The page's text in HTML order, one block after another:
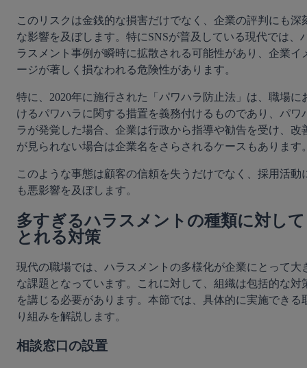
このリスクは金銭的な損害だけでなく、企業の評判にも深
な影響を及ぼします。特にSNSが普及している現代では、
ラスメント事例が瞬時に拡散される可能性があり、企業イ
ージが著しく損なわれる危険性があります。
特に、2020年に施行された「パワハラ防止法」は、職場に
けるパワハラに関する措置を義務付けるものであり、パワ
ラが発覚した場合、企業は行政から指導や勧告を受け、改
が見られない場合は企業名をさらされるケースもあります
このような事態は顧客の信頼を失うだけでなく、採用活動
も悪影響を及ぼします。
多すぎるハラスメントの種類に対して
とれる対策
現代の職場では、ハラスメントの多様化が企業にとって大
な課題となっています。これに対して、組織は包括的な対
を講じる必要があります。本節では、具体的に実施できる
り組みを解説します。
相談窓口の設置